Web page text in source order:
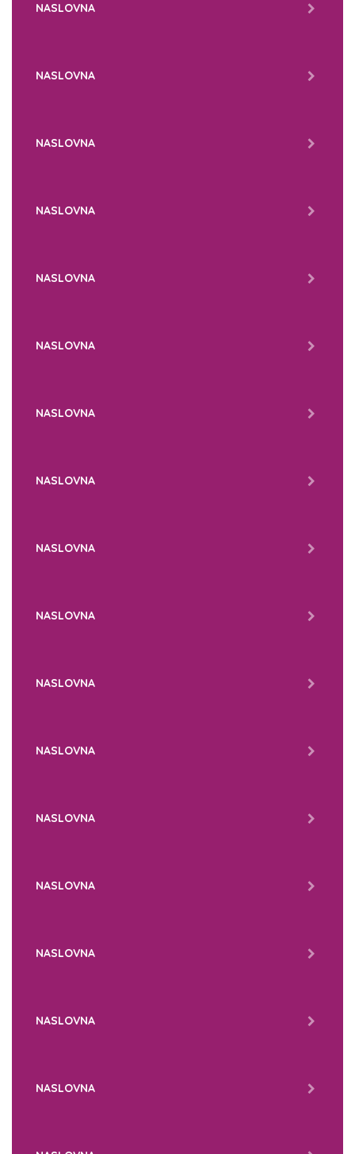
NASLOVNA
NASLOVNA
NASLOVNA
NASLOVNA
NASLOVNA
NASLOVNA
NASLOVNA
NASLOVNA
NASLOVNA
NASLOVNA
NASLOVNA
NASLOVNA
NASLOVNA
NASLOVNA
NASLOVNA
NASLOVNA
NASLOVNA